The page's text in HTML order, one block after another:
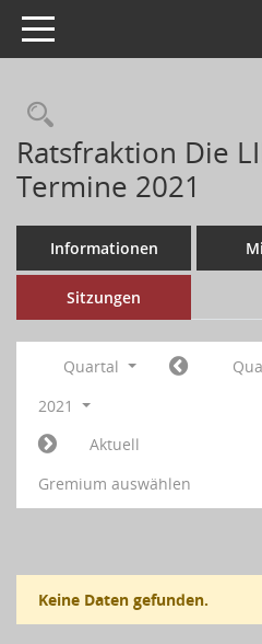
Toggle navigation
Ratsfraktion Die
Termine 2021
Informationen
Sitzungen
Quartal
2021
Aktuell
Gremium auswählen
Keine Daten gefunden.